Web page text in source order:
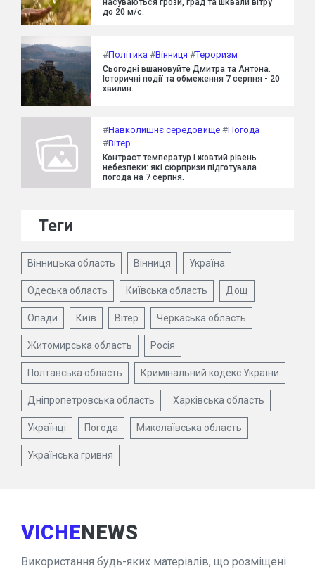
насуваються грози, град та шквали вітру
до 20 м/с.
#Політика #Вінниця #Тероризм
Сьогодні вшановуйте Дмитра та Антона.
Історичні події та обмеження 7 серпня - 20
хвилин.
#Навколишнє середовище #Погода
#Вітер
Контраст температур і жовтий рівень
небезпеки: які сюрпризи підготувала
погода на 7 серпня.
Теги
Вінницька область Вінниця Україна
Одеська область Київська область Дощ
Опади Київ Вітер Черкаська область
Житомирська область Росія
Полтавська область Кримінальний кодекс України
Дніпропетровська область Харківська область
Українці Погода Миколаївська область
Українська гривня
VICHENEWS
Використання будь-яких матеріалів, що розміщені